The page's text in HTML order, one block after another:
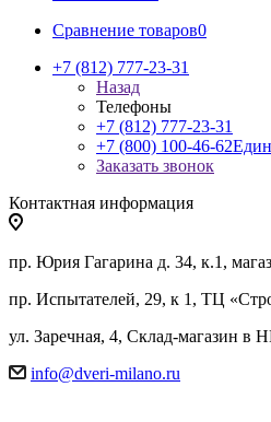
Сравнение товаров0
+7 (812) 777-23-31
Назад
Телефоны
+7 (812) 777-23-31
+7 (800) 100-46-62
Заказать звонок
Контактная информация
пр. Юрия Гагарина д. 34, к.1,
пр. Испытателей, 29, к 1, ТЦ
ул. Заречная, 4, Склад-магазин в
info@dveri-milano.ru